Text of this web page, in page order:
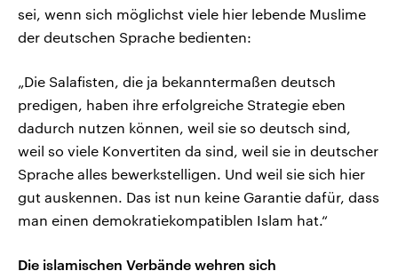
sei, wenn sich möglichst viele hier lebende Muslime
der deutschen Sprache bedienten:
„Die Salafisten, die ja bekanntermaßen deutsch
predigen, haben ihre erfolgreiche Strategie eben
dadurch nutzen können, weil sie so deutsch sind,
weil so viele Konvertiten da sind, weil sie in deutscher
Sprache alles bewerkstelligen. Und weil sie sich hier
gut auskennen. Das ist nun keine Garantie dafür, dass
man einen demokratiekompatiblen Islam hat.“
Die islamischen Verbände wehren sich